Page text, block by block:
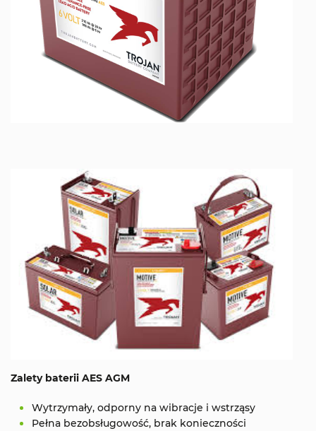
Zalety baterii AES AGM
Wytrzymały, odporny na wibracje i wstrząsy
Pełna bezobsługowość, brak konieczności